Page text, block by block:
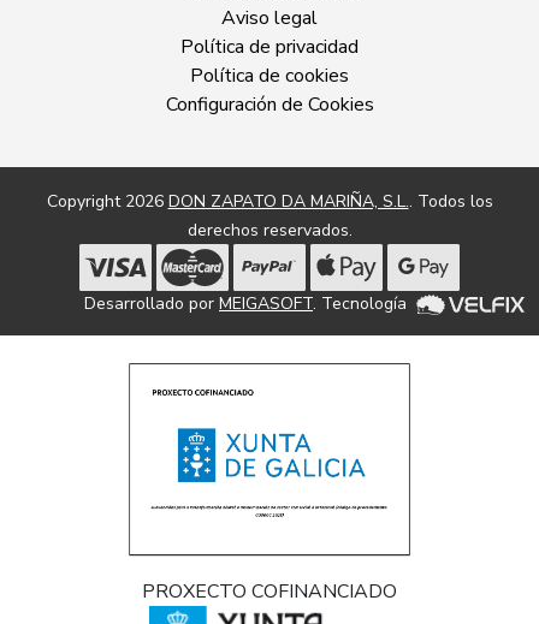
Aviso legal
Política de privacidad
Política de cookies
Configuración de Cookies
Copyright 2026 DON ZAPATO DA MARIÑA, S.L.. Todos los
derechos reservados.
Desarrollado por MEIGASOFT. Tecnología
PROXECTO COFINANCIADO